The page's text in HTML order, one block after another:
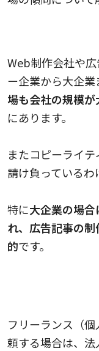
Web制作会社や
ー企業から大企
場も会社の規模
にあります。
またコピーライ
請け負っているわ
特に大企業の場
れ、広告記事の
的です。
フリーランス（
頼する場合は、